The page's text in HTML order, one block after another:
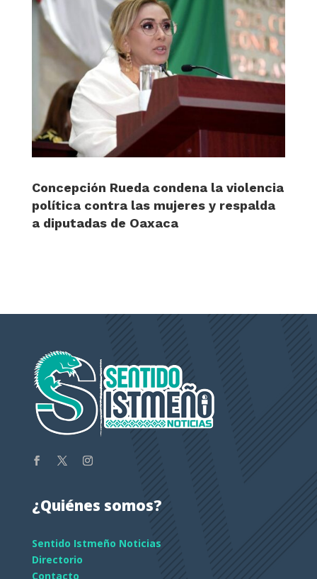
Concepción Rueda condena la violencia
política contra las mujeres y respalda
a diputadas de Oaxaca
¿Quiénes somos?
Sentido Istmeño Noticias
Directorio
Contacto